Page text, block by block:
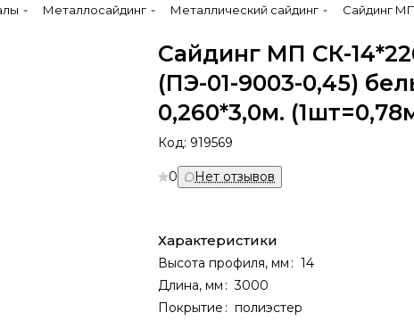
Металлосайдинг Металлический сайдинг Сайдинг
Сайдинг МП СК-
(ПЭ-01-9003-0,45)
0,260*3,0м.
Код: 919569
0 Нет отзывов
Характеристики
Высота профиля, мм : 14
Длина, мм : 3000
Покрытие : полиэстер